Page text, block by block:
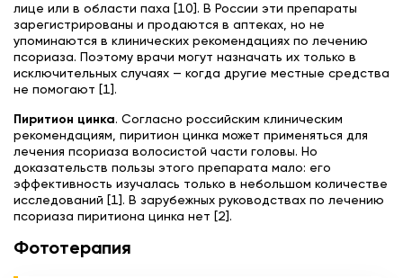
лице или в области паха [10]. В России эти препараты
зарегистрированы и продаются в аптеках, но не
упоминаются в клинических рекомендациях по лечению
псориаза. Поэтому врачи могут назначать их только в
исключительных случаях — когда другие местные средства
не помогают [1].
Пиритион цинка. Согласно российским клиническим
рекомендациям, пиритион цинка может применяться для
лечения псориаза волосистой части головы. Но
доказательств пользы этого препарата мало: его
эффективность изучалась только в небольшом количестве
исследований [1]. В зарубежных руководствах по лечению
псориаза пиритиона цинка нет [2].
Фототерапия